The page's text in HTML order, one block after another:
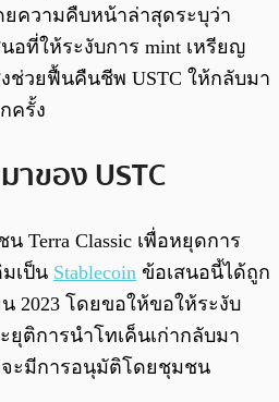
ยความคืบหน้าล่าสุดระบุว่า
อที่ให้ระงับการ mint เหรียญ
ช่วยฟื้นคืนชีพ USTC ให้กลับมา
ครั้ง
าของ USTC
Terra Classic เพื่อหยุดการ
เป็น Stablecoin ข้อเสนอนี้ได้ถูก
2023 โดยขอให้ขอให้ระงับ
ยุติการนำโทเค็นเก่ากลับมา
ะมีการอนุมัติโดยชุมชน